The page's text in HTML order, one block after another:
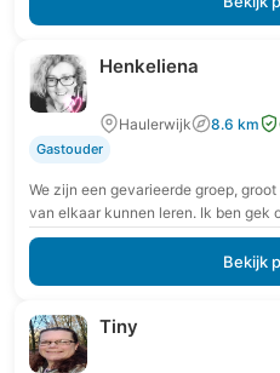
Henkeliena
Haulerwijk 8.6 km
Gastouder
We zijn een gevarieerde groep,
van elkaar kunnen leren. Ik ben gek
Bekijk
Tiny